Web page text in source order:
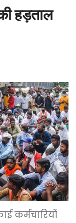
हड़ताल
कर्मचारियों